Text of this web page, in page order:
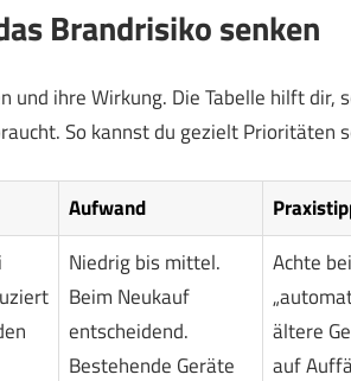
Brandrisiko senken
ihre Wirkung. Die Tabelle hilft dir,
So kannst du gezielt Prioritäten
Aufwand
Niedrig bis mittel.
Beim Neukauf
entscheidend.
Bestehende Geräte
Achte
ältere
auf